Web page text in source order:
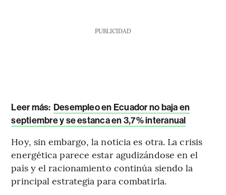
PUBLICIDAD
Leer más: Desempleo en Ecuador no baja en
septiembre y se estanca en 3,7% interanual
Hoy, sin embargo, la noticia es otra. La crisis
energética parece estar agudizándose en el
país y el racionamiento continúa siendo la
principal estrategia para combatirla.